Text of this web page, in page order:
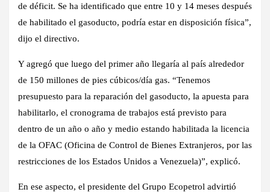
de déficit. Se ha identificado que entre 10 y 14 meses después
de habilitado el gasoducto, podría estar en disposición física”,
dijo el directivo.
Y agregó que luego del primer año llegaría al país alrededor
de 150 millones de pies cúbicos/día gas. “Tenemos
presupuesto para la reparación del gasoducto, la apuesta para
habilitarlo, el cronograma de trabajos está previsto para
dentro de un año o año y medio estando habilitada la licencia
de la OFAC (Oficina de Control de Bienes Extranjeros, por las
restricciones de los Estados Unidos a Venezuela)”, explicó.
En ese aspecto, el presidente del Grupo Ecopetrol advirtió